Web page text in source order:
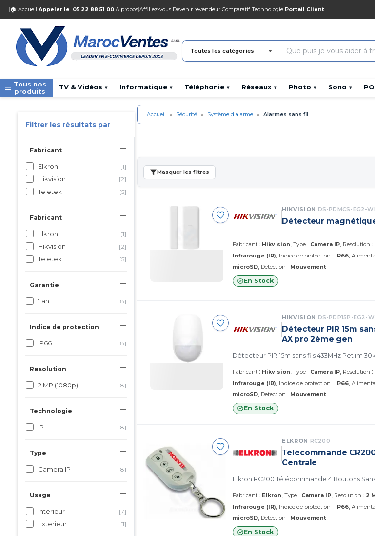
| 🏠 Accueil|Appeler le 05 22 88 51 00|A propos|Affiliez-vous|Devenir revendeur|Comparatif|Technologie|Portail Client
Toutes les catégories
Tous nos
produits
TV & Vidéos ▾ Informatique ▾ Téléphonie ▾ Réseaux ▾ Photo ▾ Sono ▾
Filtrer les résultats par
Fabricant
Elkron [1]
Hikvision [2]
Teletek [5]
Fabricant
Elkron [1]
Hikvision [2]
Teletek [5]
Garantie
1 an [8]
Indice de protection
IP66 [8]
Resolution
2 MP (1080p) [8]
Technologie
IP [8]
Type
Camera IP [8]
Usage
Interieur [7]
Exterieur [1]
Accueil » Sécurité » Système d'alarme » Alarmes sans fil
Masquer les filtres
HIKVISION DS-PDMCS-EG2-
Détecteur
Fabricant : Hikvision Type : Camera IP Resolution :
Infrarouge (IR) Indice de protection : IP66
microSD Detection : Mouvement
En Stock
HIKVISION DS-PDP15P-EG2-
Détecteur PIR 15m
AX pro 2ème gen
Détecteur PIR 15m sans fils 433MHz Pet im
Fabricant : Hikvision Type : Camera IP Resolution :
Infrarouge (IR) Indice de protection : IP66
microSD Detection : Mouvement
En Stock
ELKRON RC200
Télécommande
Centrale
Fabricant : Elkron Type : Camera IP Resolution : 2
Infrarouge (IR) Indice de protection : IP66
microSD Detection : Mouvement
En Stock